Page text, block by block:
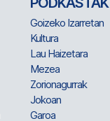
Goizeko Izarretan
Kultura
Lau Haizetara
Mezea
Zorionagurrak
Jokoan
Garoa